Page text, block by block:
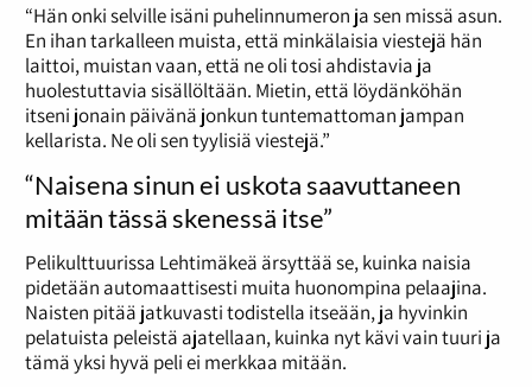
“Hän onki selville isäni puhelinnumeron ja sen missä asun.
En ihan tarkalleen muista, että minkälaisia viestejä hän
laittoi, muistan vaan, että ne oli tosi ahdistavia ja
huolestuttavia sisällöltään. Mietin, että löydänköhän
itseni jonain päivänä jonkun tuntemattoman jampan
kellarista. Ne oli sen tyylisiä viestejä.”
“Naisena sinun ei uskota saavuttaneen
mitään tässä skenessä itse”
Pelikulttuurissa Lehtimäkeä ärsyttää se, kuinka naisia
pidetään automaattisesti muita huonompina pelaajina.
Naisten pitää jatkuvasti todistella itseään, ja hyvinkin
pelatuista peleistä ajatellaan, kuinka nyt kävi vain tuuri ja
tämä yksi hyvä peli ei merkkaa mitään.